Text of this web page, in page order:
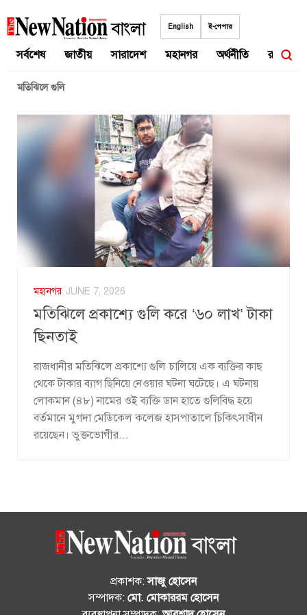
to
English ই-পেপার
সর্বশেষ জাতীয় সারাদেশ মহানগর অর্থনীতি রাজনীতি
মতিঝিলে গুলি
মহানগর JUNE 7, 2026
মতিঝিলে প্রকাশ্যে গুলি করে ‘৬০ লাখ’ টাকা
ছিনতাই
রাজধানীর মতিঝিলে প্রকাশ্যে গুলি চালিয়ে এক ব্যক্তির কাছ
থেকে টাকার ব্যাগ ছিনিয়ে নেওয়ার ঘটনা ঘটেছে। এ ঘটনায়
লোকমান (৪৮) নামের ওই ব্যক্তি ডান হাতে গুলিবিদ্ধ হয়ে
বর্তমানে মুগদা মেডিকেল কলেজ হাসপাতালে চিকিৎসাধীন
রয়েছেন। ভুক্তভোগীর...
প্রকাশক:সাজু হোসেন
সম্পাদক: মো. মোকাররম হোসেন